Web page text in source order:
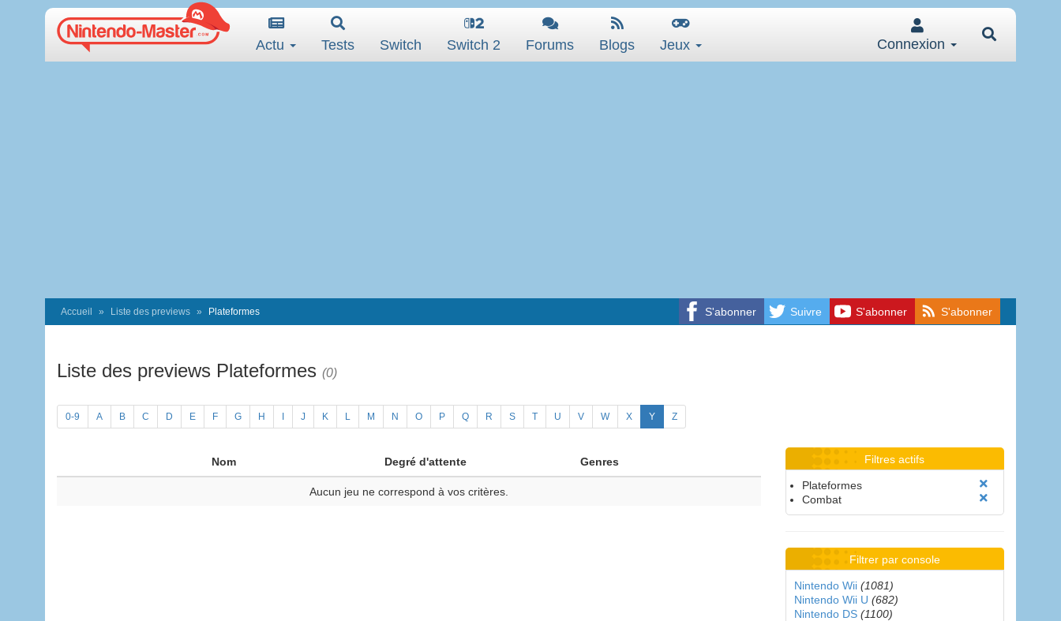
Actu Tests Switch Switch 2 Forums Blogs Jeux Connexion
S'abonner Suivre S'abonner S'abonner
Accueil Liste des previews Plateformes
Liste des previews Plateformes (0)
0-9 A B C D E F G H J K L M N O P Q R S T U V W X Y Z
Nom Degré d'attente Genres
Aucun jeu ne correspond à vos critères.
Filtres actifs
Plateformes
Combat
Filtrer par console
Nintendo Wii (1081)
Nintendo Wii U (682)
Nintendo DS (1100)